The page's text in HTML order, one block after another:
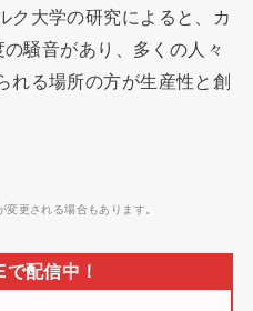
ク大学の研究によると、カ
騒音があり、多くの人々
れる場所の方が生産性と創
更される場合もあります。